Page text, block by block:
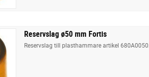
Reservslag ø50 mm Fortis
Reservslag till plasthammare artikel 680A0050.